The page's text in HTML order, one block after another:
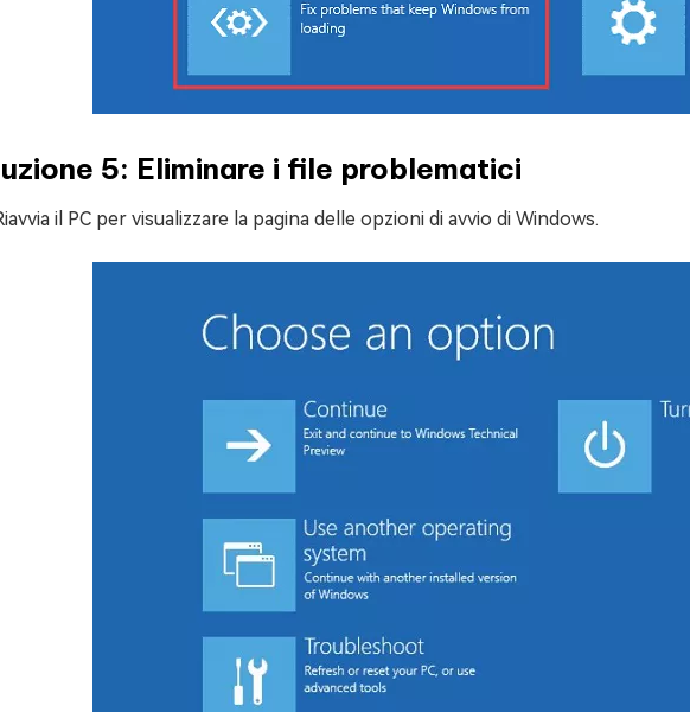
5: Eliminare i file problematici
il PC per visualizzare la pagina delle opzioni di avvio di Windows.